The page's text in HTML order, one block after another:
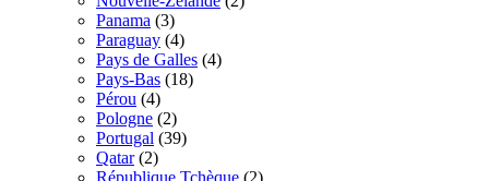
Panama (3)
Paraguay (4)
Pays de Galles (4)
Pays-Bas (18)
Pérou (4)
Pologne (2)
Portugal (39)
Qatar (2)
République Tchèque (2)